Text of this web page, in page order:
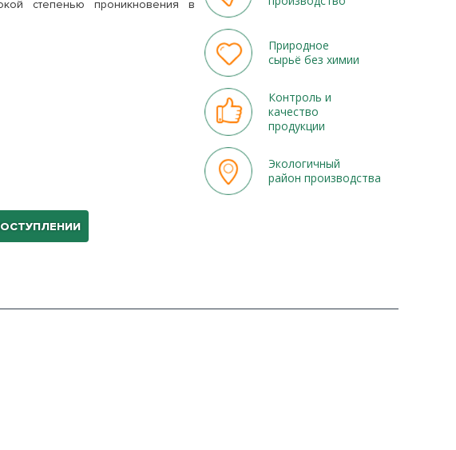
степенью проникновения в
Природное
сырьё без химии
Контроль и
качество
продукции
Экологичный
район производства